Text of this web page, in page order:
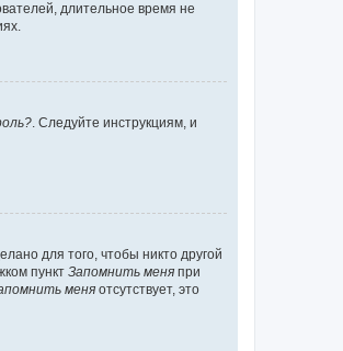
длительное время не
. Следуйте инструкциям, и
для того, чтобы никто другой
пункт Запомнить меня при
меня отсутствует, это